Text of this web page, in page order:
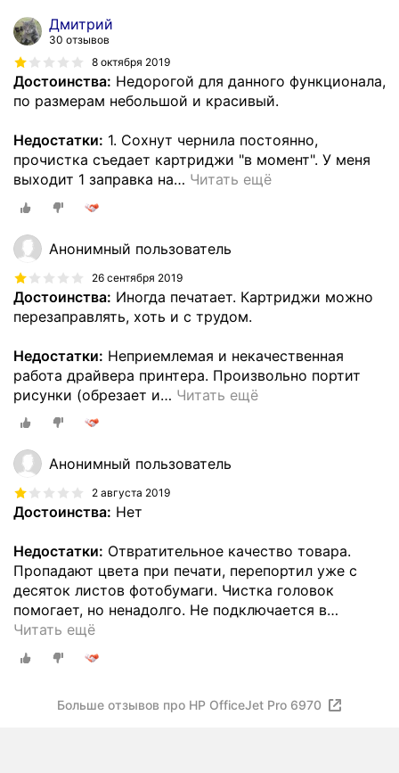
Дмитрий
30 отзывов
8 октября 2019
Достоинства: Недорогой для данного функционала,
по размерам небольшой и красивый.
Недостатки: 1. Сохнут чернила постоянно,
прочистка съедает картриджи "в момент". У меня
выходит 1 заправка на… Читать ещё
Анонимный пользователь
26 сентября 2019
Достоинства: Иногда печатает. Картриджи можно
перезаправлять, хоть и с трудом.
Недостатки: Неприемлемая и некачественная
работа драйвера принтера. Произвольно портит
рисунки (обрезает и… Читать ещё
Анонимный пользователь
2 августа 2019
Достоинства: Нет
Недостатки: Отвратительное качество товара.
Пропадают цвета при печати, перепортил уже с
десяток листов фотобумаги. Чистка головок
помогает, но ненадолго. Не подключается в…
Читать ещё
Больше отзывов про HP OfficeJet Pro 6970